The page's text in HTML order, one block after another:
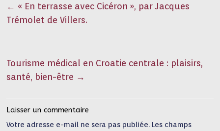
← « En terrasse avec Cicéron », par Jacques
Trémolet de Villers.
Tourisme médical en Croatie centrale : plaisirs,
santé, bien-être →
Laisser un commentaire
Votre adresse e-mail ne sera pas publiée. Les champs